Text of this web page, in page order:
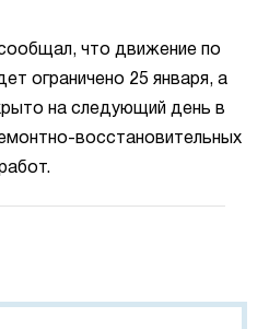
что движение по
ограничено 25 января, а
на следующий день в
восстановительных
работ.